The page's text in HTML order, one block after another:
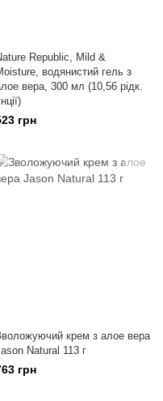
Republic, Mild &
водянистий гель з
вера, 300 мл (10,56 рідк.
грн
крем з алое вера
Natural 113 г
грн